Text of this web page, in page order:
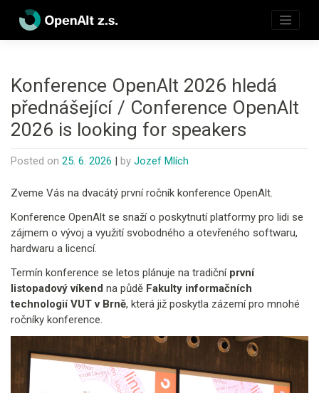
content
Konference OpenAlt 2026 hledá
přednášející / Conference OpenAlt
2026 is looking for speakers
Posted on 25. 6. 2026 by Jozef Mlích
Zveme Vás na dvacátý první ročník konference OpenAlt.
Konference OpenAlt se snaží o poskytnutí platformy pro lidi se
zájmem o vývoj a využití svobodného a otevřeného softwaru,
hardwaru a licencí.
Termín konference se letos plánuje na tradiční první
listopadový víkend na půdě Fakulty informačních
technologií VUT v Brně, která již poskytla zázemí pro mnohé
ročníky konference.